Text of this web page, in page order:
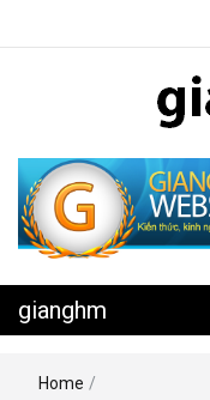
gianghm
Home /